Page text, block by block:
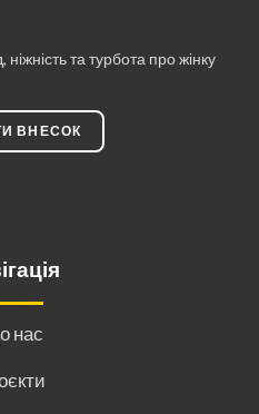
та турбота про жінку
ВНЕСОК
нас